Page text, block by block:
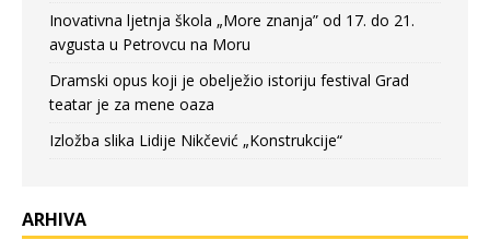
Inovativna ljetnja škola „More znanja” od 17. do 21.
avgusta u Petrovcu na Moru
Dramski opus koji je obelježio istoriju festival Grad
teatar je za mene oaza
Izložba slika Lidije Nikčević „Konstrukcije“
ARHIVA